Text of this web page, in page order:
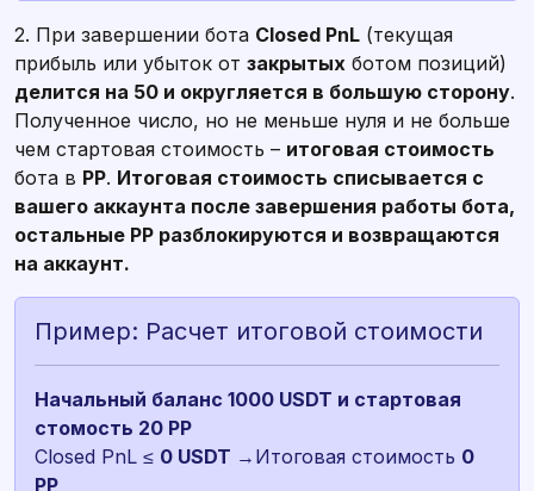
2. При завершении бота Closed PnL (текущая
прибыль или убыток от закрытых ботом позиций)
делится на 50 и округляется в большую сторону.
Полученное число, но не меньше нуля и не больше
чем стартовая стоимость – итоговая стоимость
бота в PP. Итоговая стоимость списывается с
вашего аккаунта после завершения работы бота,
остальные PP разблокируются и возвращаются
на аккаунт.
Пример: Расчет итоговой стоимости
Начальный баланс 1000 USDT и стартовая
Closed PnL ≤ 0 USDT →Итоговая стоимость 0